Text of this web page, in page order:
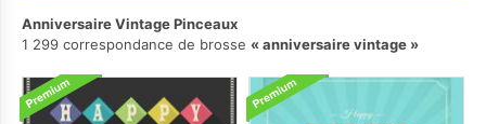
Anniversaire Vintage Pinceaux
1 299 correspondance de brosse
anniversaire vintage